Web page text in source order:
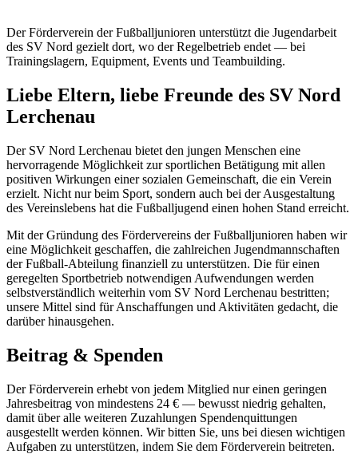
Der Förderverein der Fußballjunioren unterstützt die Jugendarbeit
des SV Nord gezielt dort, wo der Regelbetrieb endet — bei
Trainingslagern, Equipment, Events und Teambuilding.
Liebe Eltern, liebe Freunde des SV Nord
Lerchenau
Der SV Nord Lerchenau bietet den jungen Menschen eine
hervorragende Möglichkeit zur sportlichen Betätigung mit allen
positiven Wirkungen einer sozialen Gemeinschaft, die ein Verein
erzielt. Nicht nur beim Sport, sondern auch bei der Ausgestaltung
des Vereinslebens hat die Fußballjugend einen hohen Stand erreicht.
Mit der Gründung des Fördervereins der Fußballjunioren haben wir
eine Möglichkeit geschaffen, die zahlreichen Jugendmannschaften
der Fußball-Abteilung finanziell zu unterstützen. Die für einen
geregelten Sportbetrieb notwendigen Aufwendungen werden
selbstverständlich weiterhin vom SV Nord Lerchenau bestritten;
unsere Mittel sind für Anschaffungen und Aktivitäten gedacht, die
darüber hinausgehen.
Beitrag & Spenden
Der Förderverein erhebt von jedem Mitglied nur einen geringen
Jahresbeitrag von mindestens 24 € — bewusst niedrig gehalten,
damit über alle weiteren Zuzahlungen Spendenquittungen
ausgestellt werden können. Wir bitten Sie, uns bei diesen wichtigen
Aufgaben zu unterstützen, indem Sie dem Förderverein beitreten.